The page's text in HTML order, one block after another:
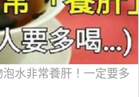
水非常養肝！一定要多